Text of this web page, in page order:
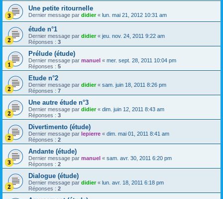
Une petite ritournelle
Dernier message par didier« lun. mai 21, 2012 10:31 am
étude n°1
Dernier message par didier« jeu. nov. 24, 2011 9:22 am
Réponses : 3
Prélude (étude)
Dernier message par manuel « mer. sept. 28, 2011 10:04 pm
Réponses : 5
Etude n°2
Dernier message par didier« sam. juin 18, 2011 8:26 pm
Réponses : 7
Une autre étude n°3
Dernier message par didier« dim. juin 12, 2011 8:43 am
Réponses : 3
Divertimento (étude)
Dernier message par lepierre « dim. mai 01, 2011 8:41 am
Réponses : 2
Andante (étude)
Dernier message par manuel « sam. avr. 30, 2011 6:20 pm
Réponses : 2
Dialogue (étude)
Dernier message par didier« lun. avr. 18, 2011 6:18 pm
Réponses : 2